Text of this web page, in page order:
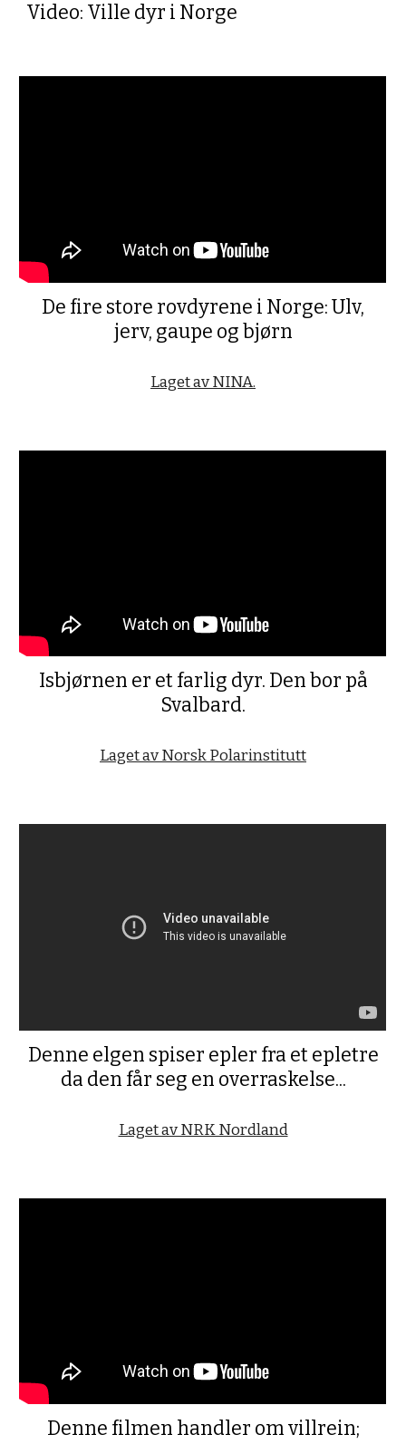
Video: Ville dyr i Norge
De fire store rovdyrene i Norge: Ulv,
jerv, gaupe og bjørn
Laget av NINA.
Isbjørnen er et farlig dyr. Den bor på
Svalbard.
Laget av Norsk Polarinstitutt
Denne elgen spiser epler fra et epletre
da den får seg en overraskelse...
Laget av NRK Nordland
Denne filmen handler om villrein;